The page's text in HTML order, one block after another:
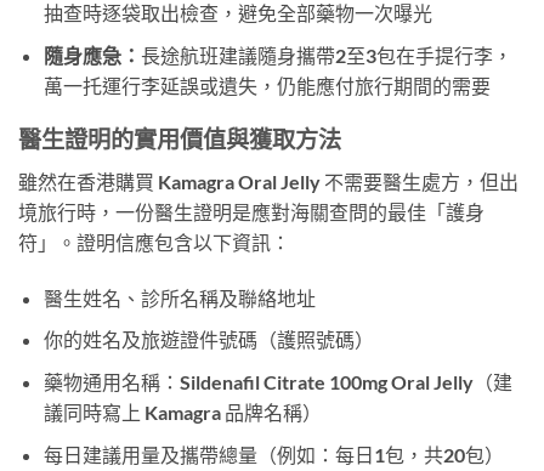
抽查時逐袋取出檢查，避免全部藥物一次曝光
隨身應急： 長途航班建議隨身攜帶2至3包在手提行李，
萬一托運行李延誤或遺失，仍能應付旅行期間的需要
醫生證明的實用價值與獲取方法
雖然在香港購買 Kamagra Oral Jelly 不需要醫生處方，但出
境旅行時，一份醫生證明是應對海關查問的最佳「護身
符」。證明信應包含以下資訊：
醫生姓名、診所名稱及聯絡地址
你的姓名及旅遊證件號碼（護照號碼）
藥物通用名稱：Sildenafil Citrate 100mg Oral Jelly（建
議同時寫上 Kamagra 品牌名稱）
每日建議用量及攜帶總量（例如：每日1包，共20包）